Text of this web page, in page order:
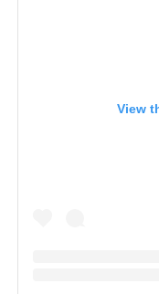
View